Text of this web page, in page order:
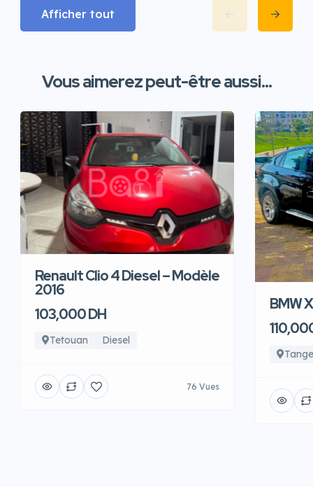
Afficher tout
Vous aimerez peut-être aussi...
Renault Clio 4 Diesel – Modèle
2016
103,000 DH
Tetouan Diesel
76 Vues
BMW